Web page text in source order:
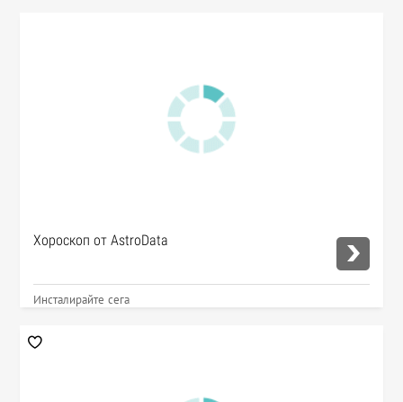
Хороскоп от AstroData
Инсталирайте сега